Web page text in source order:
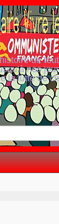
de
nos
la lutte de